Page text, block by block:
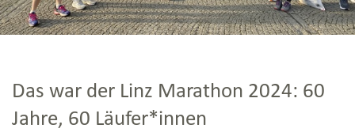
Das war der Linz Marathon 2024: 60
Jahre, 60 Läufer*innen